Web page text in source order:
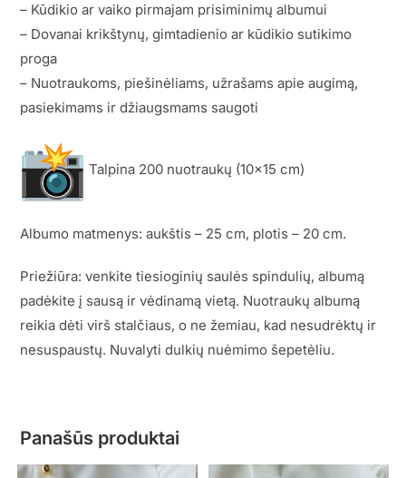
– Kūdikio ar vaiko pirmajam prisiminimų albumui
– Dovanai krikštynų, gimtadienio ar kūdikio sutikimo
proga
– Nuotraukoms, piešinėliams, užrašams apie augimą,
pasiekimams ir džiaugsmams saugoti
Talpina 200 nuotraukų (10×15 cm)
Albumo matmenys: aukštis – 25 cm, plotis – 20 cm.
Priežiūra: venkite tiesioginių saulės spindulių, albumą
padėkite į sausą ir vėdinamą vietą. Nuotraukų albumą
reikia dėti virš stalčiaus, o ne žemiau, kad nesudrėktų ir
nesuspaustų. Nuvalyti dulkių nuėmimo šepetėliu.
Panašūs produktai